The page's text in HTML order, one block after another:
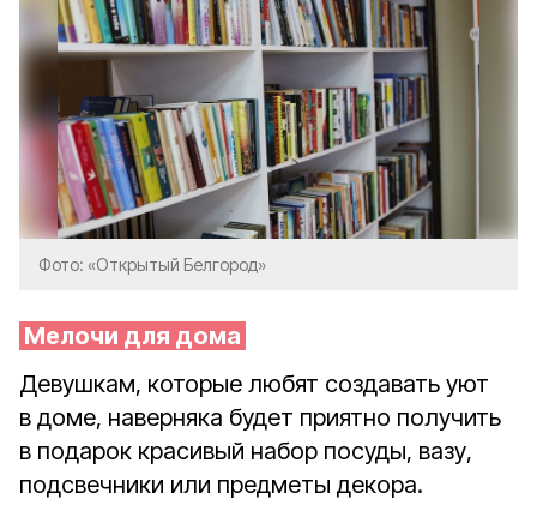
Фото: «Открытый Белгород»
Мелочи для дома
Девушкам, которые любят создавать уют
в доме, наверняка будет приятно получить
в подарок красивый набор посуды, вазу,
подсвечники или предметы декора.